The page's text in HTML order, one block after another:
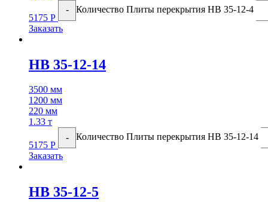
5175 Р
-
Количество Плиты перекрытия НВ 35-12-4
Заказать
НВ 35-12-14
3500 мм
1200 мм
220 мм
1.33 т
5175 Р
-
Количество Плиты перекрытия НВ 35-12-14
Заказать
НВ 35-12-5